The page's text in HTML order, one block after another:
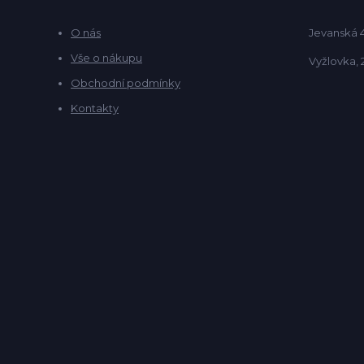
O nás
Vše o nákupu
Obchodní podmínky
Kontakty
Jevanská
Vyžlovka,